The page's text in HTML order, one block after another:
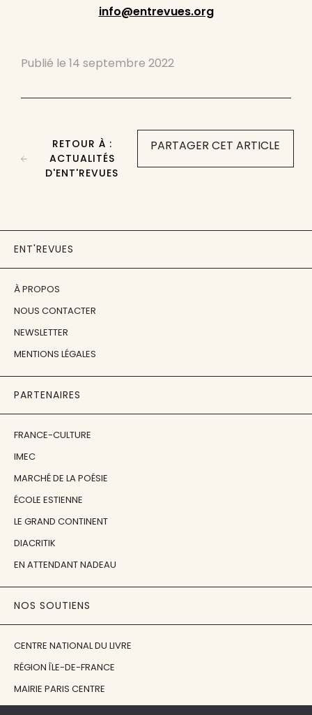
info@entrevues.org
Publié le 14 septembre 2022
PARTAGER CET ARTICLE
RETOUR À :
ACTUALITÉS
D'ENT'REVUES
ENT'REVUES
À PROPOS
NOUS CONTACTER
NEWSLETTER
MENTIONS LÉGALES
PARTENAIRES
FRANCE-CULTURE
IMEC
MARCHÉ DE LA POÉSIE
ÉCOLE ESTIENNE
LE GRAND CONTINENT
DIACRITIK
EN ATTENDANT NADEAU
NOS SOUTIENS
CENTRE NATIONAL DU LIVRE
RÉGION ÎLE-DE-FRANCE
MAIRIE PARIS CENTRE